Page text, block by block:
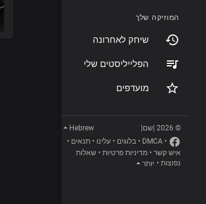
המוזיקה שלך
שיחק לאחרונה
הפלייליסטים שלי
מועדפים
© 2026 |שם|
Hebrew
•
DMCA
• בלוגים • עלינו • תנאים •
איש קשר • מדיניות פרטיות • שאלות
נפוצות • יותר